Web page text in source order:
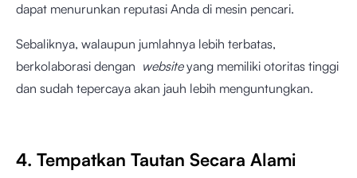
dapat menurunkan reputasi Anda di mesin pencari.
Sebaliknya, walaupun jumlahnya lebih terbatas,
berkolaborasi dengan websiteyang memiliki otoritas tinggi
dan sudah tepercaya akan jauh lebih menguntungkan.
4. Tempatkan Tautan Secara Alami